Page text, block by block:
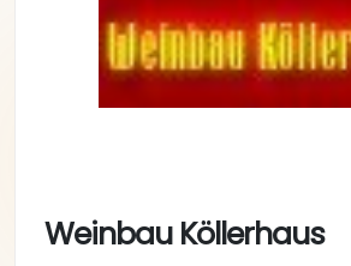
Weinbau Köllerhaus